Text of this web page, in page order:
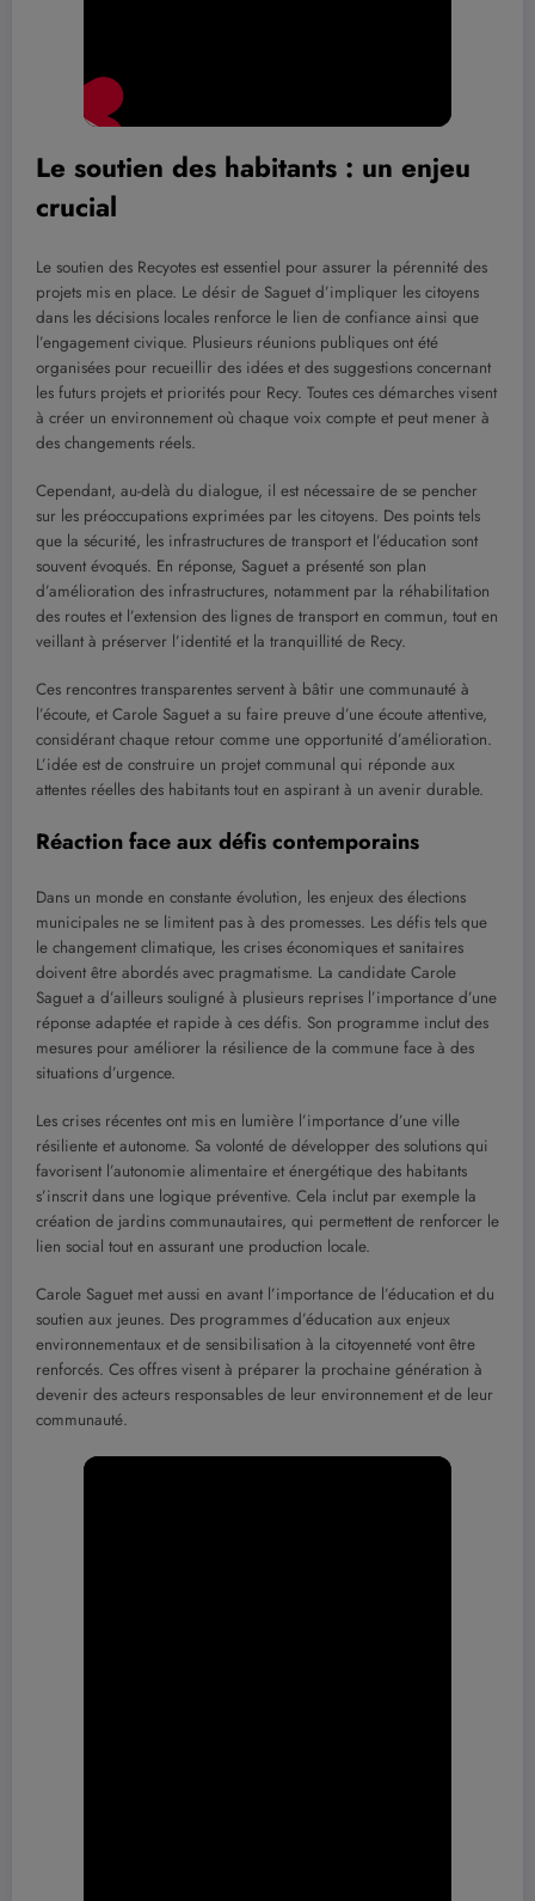
Le soutien des habitants : un enjeu
crucial
Le soutien des Recyotes est essentiel pour assurer la pérennité des
projets mis en place. Le désir de Saguet d’impliquer les citoyens
dans les décisions locales renforce le lien de confiance ainsi que
l’engagement civique. Plusieurs réunions publiques ont été
organisées pour recueillir des idées et des suggestions concernant
les futurs projets et priorités pour Recy. Toutes ces démarches visent
à créer un environnement où chaque voix compte et peut mener à
des changements réels.
Cependant, au-delà du dialogue, il est nécessaire de se pencher
sur les préoccupations exprimées par les citoyens. Des points tels
que la sécurité, les infrastructures de transport et l’éducation sont
souvent évoqués. En réponse, Saguet a présenté son plan
d’amélioration des infrastructures, notamment par la réhabilitation
des routes et l’extension des lignes de transport en commun, tout en
veillant à préserver l’identité et la tranquillité de Recy.
Ces rencontres transparentes servent à bâtir une communauté à
l’écoute, et Carole Saguet a su faire preuve d’une écoute attentive,
considérant chaque retour comme une opportunité d’amélioration.
L’idée est de construire un projet communal qui réponde aux
attentes réelles des habitants tout en aspirant à un avenir durable.
Réaction face aux défis contemporains
Dans un monde en constante évolution, les enjeux des élections
municipales ne se limitent pas à des promesses. Les défis tels que
le changement climatique, les crises économiques et sanitaires
doivent être abordés avec pragmatisme. La candidate Carole
Saguet a d’ailleurs souligné à plusieurs reprises l’importance d’une
réponse adaptée et rapide à ces défis. Son programme inclut des
mesures pour améliorer la résilience de la commune face à des
situations d’urgence.
Les crises récentes ont mis en lumière l’importance d’une ville
résiliente et autonome. Sa volonté de développer des solutions qui
favorisent l’autonomie alimentaire et énergétique des habitants
s’inscrit dans une logique préventive. Cela inclut par exemple la
création de jardins communautaires, qui permettent de renforcer le
lien social tout en assurant une production locale.
Carole Saguet met aussi en avant l’importance de l’éducation et du
soutien aux jeunes. Des programmes d’éducation aux enjeux
environnementaux et de sensibilisation à la citoyenneté vont être
renforcés. Ces offres visent à préparer la prochaine génération à
devenir des acteurs responsables de leur environnement et de leur
communauté.